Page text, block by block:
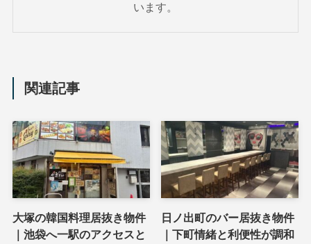
います。
関連記事
大塚の韓国料理居抜き物件
｜池袋へ一駅のアクセスと
日ノ出町のバー居抜き物件
｜下町情緒と利便性が調和